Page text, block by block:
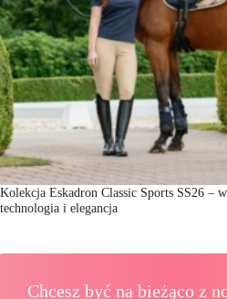
Kolekcja Eskadron Classic Sports SS26 –
technologia i elegancja
Chcesz być na bieżąco z